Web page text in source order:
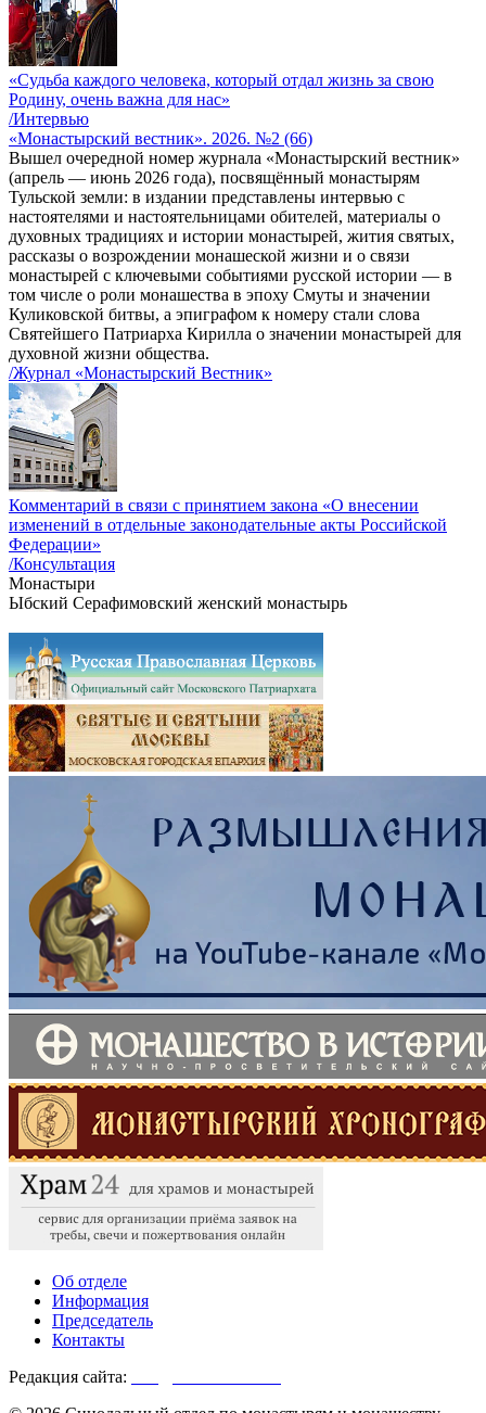
«Судьба каждого человека, который отдал жизнь за свою
Родину, очень важна для нас»
/Интервью
«Монастырский вестник». 2026. №2 (66)
Вышел очередной номер журнала «Монастырский вестник»
(апрель — июнь 2026 года), посвящённый монастырям
Тульской земли: в издании представлены интервью с
настоятелями и настоятельницами обителей, материалы о
духовных традициях и истории монастырей, жития святых,
рассказы о возрождении монашеской жизни и о связи
монастырей с ключевыми событиями русской истории — в
том числе о роли монашества в эпоху Смуты и значении
Куликовской битвы, а эпиграфом к номеру стали слова
Святейшего Патриарха Кирилла о значении монастырей для
духовной жизни общества.
/Журнал «Монастырский Вестник»
Комментарий в связи с принятием закона «О внесении
изменений в отдельные законодательные акты Российской
Федерации»
/Консультация
Монастыри
Ыбский Серафимовский женский монастырь
Об отделе
Информация
Председатель
Контакты
Редакция сайта: